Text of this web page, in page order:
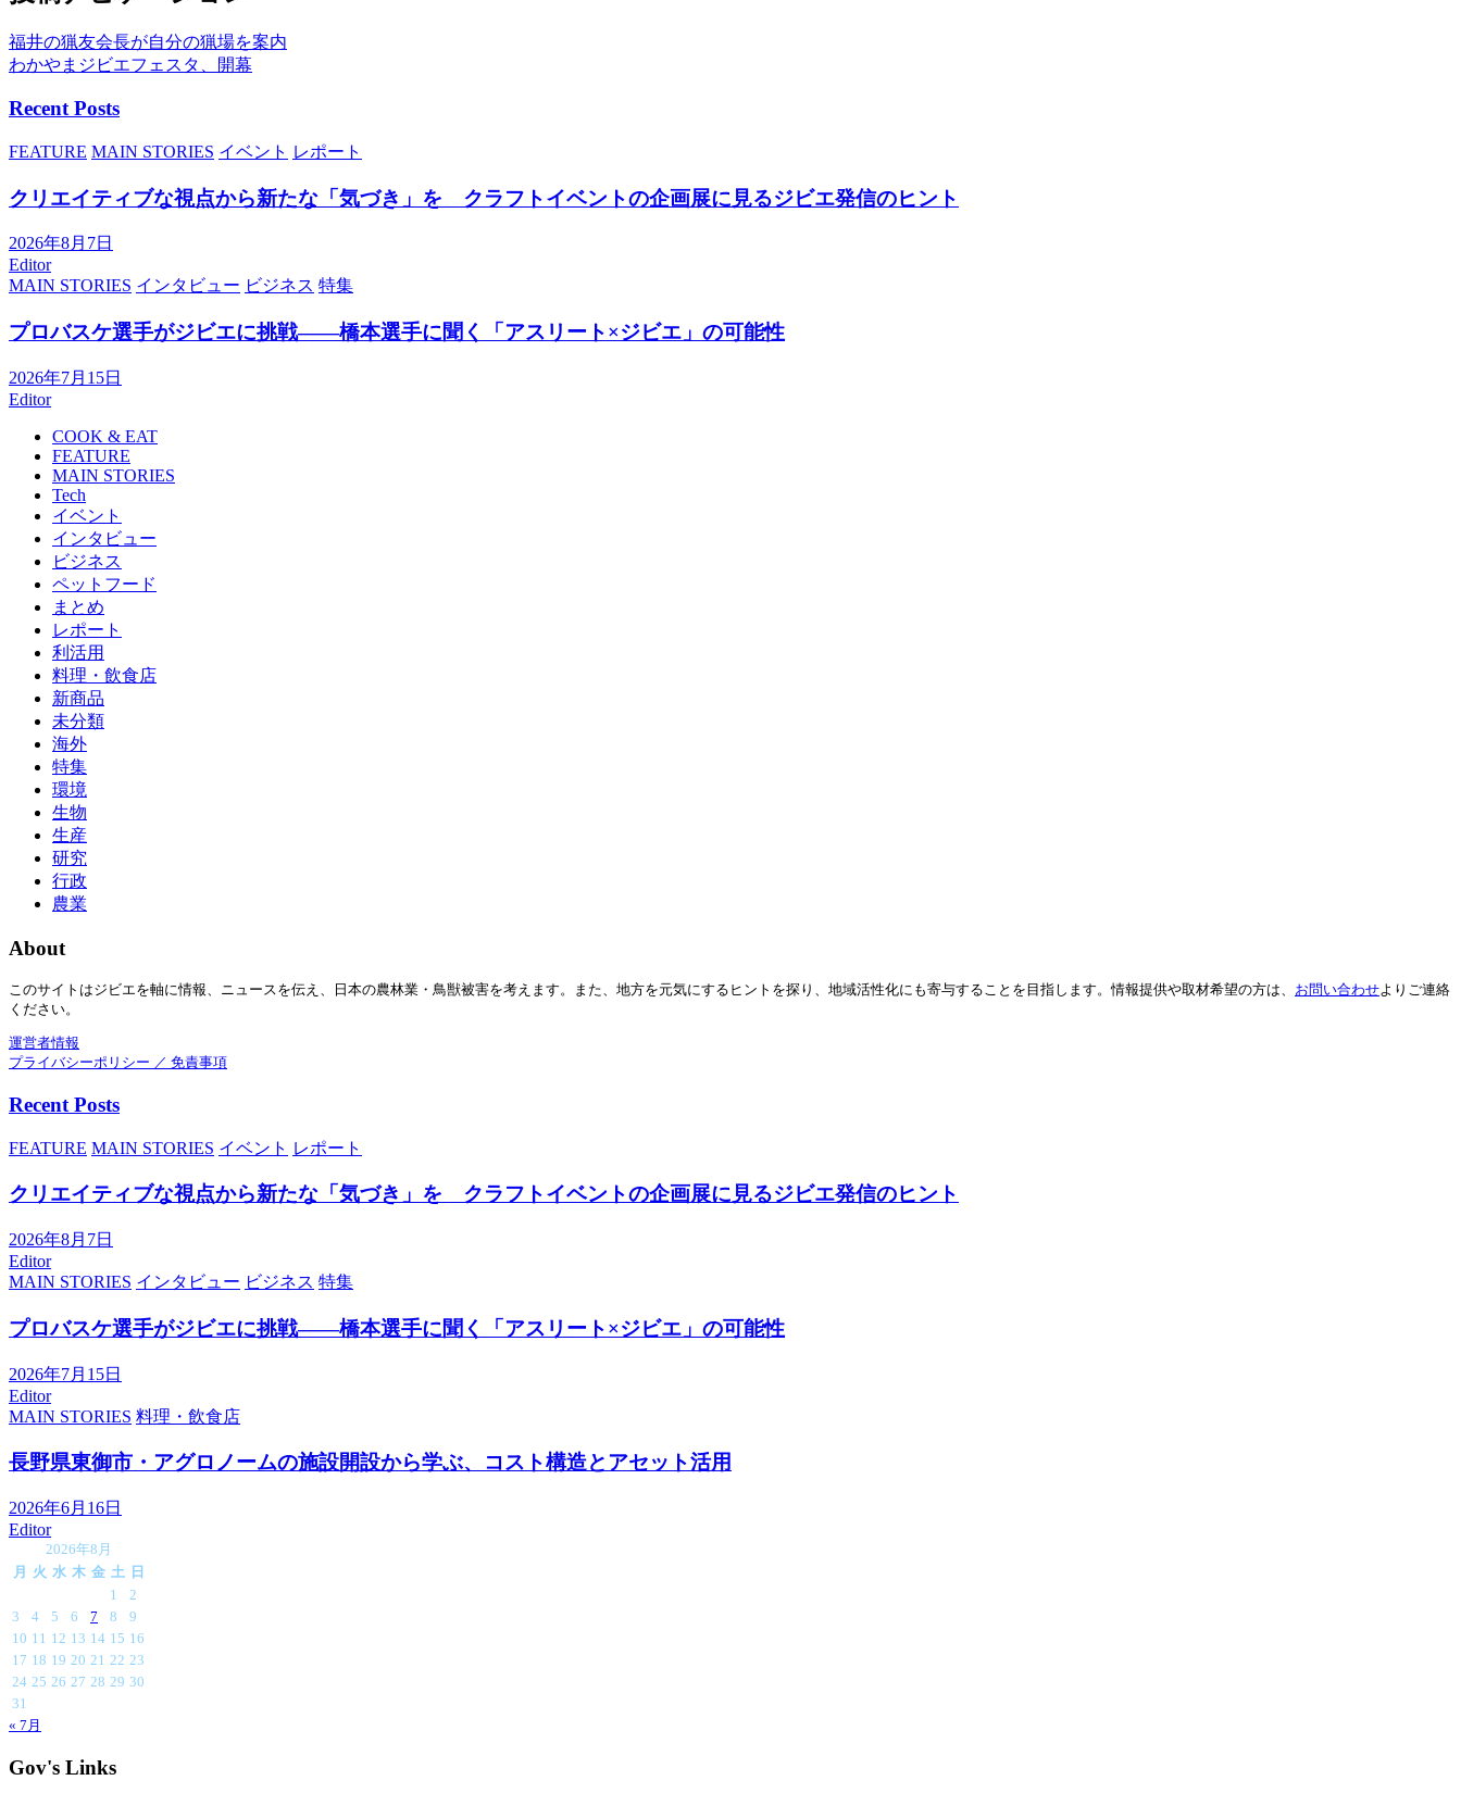
福井の猟友会長が自分の猟場を案内
わかやまジビエフェスタ、開幕
Recent Posts
FEATURE MAIN STORIES イベント レポート
クリエイティブな視点から新たな「気づき」を クラフトイベントの企画展に見るジビエ発信のヒント
2026年8月7日
Editor
MAIN STORIES インタビュー ビジネス 特集
プロバスケ選手がジビエに挑戦――橋本選手に聞く「アスリート×ジビエ」の可能性
2026年7月15日
Editor
COOK & EAT
FEATURE
MAIN STORIES
Tech
イベント
インタビュー
ビジネス
ペットフード
まとめ
レポート
利活用
料理・飲食店
新商品
未分類
海外
特集
環境
生物
生産
研究
行政
農業
About
このサイトはジビエを軸に情報、ニュースを伝え、日本の農林業・鳥獣被害を考えます。また、地方を元気にするヒントを探り、地域活性化にも寄与することを目指します。情報提供や取材希望の方は、 お問い合わせよりご連絡
ください。
運営者情報
プライバシーポリシー ／ 免責事項
Recent Posts
FEATURE MAIN STORIES イベント レポート
クリエイティブな視点から新たな「気づき」を クラフトイベントの企画展に見るジビエ発信のヒント
2026年8月7日
Editor
MAIN STORIES インタビュー ビジネス 特集
プロバスケ選手がジビエに挑戦――橋本選手に聞く「アスリート×ジビエ」の可能性
2026年7月15日
Editor
MAIN STORIES 料理・飲食店
長野県東御市・アグロノームの施設開設から学ぶ、コスト構造とアセット活用
2026年6月16日
Editor
2026年8月
月
火 水 木 金 土 日
1
2
3
4 5 6 7 8
9
10 11 12 13 14 15 16
17 18 19 20 21 22 23
24 25 26 27 28 29 30
31
« 7月
Gov's Links